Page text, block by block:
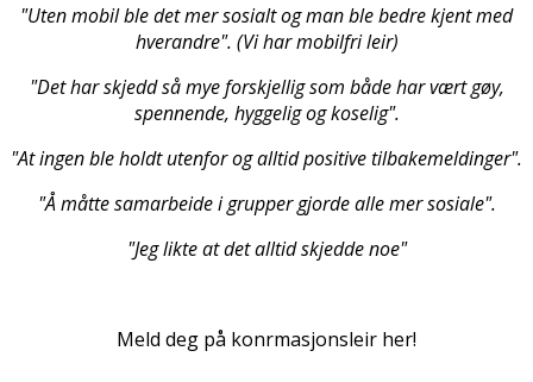
"Uten mobil ble det mer sosialt og man ble bedre kjent med
hverandre". (Vi har mobilfri leir)
"Det har skjedd så mye forskjellig som både har vært gøy,
spennende, hyggelig og koselig".
"At ingen ble holdt utenfor og alltid positive tilbakemeldinger".
"Å måtte samarbeide i grupper gjorde alle mer sosiale".
"Jeg likte at det alltid skjedde noe"
Meld deg på konfirmasjonsleir her!